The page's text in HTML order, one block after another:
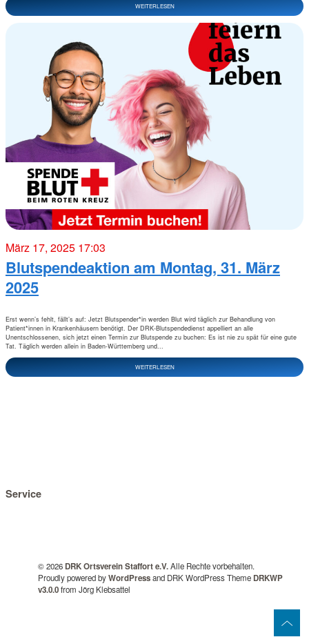
WEITERLESEN
März 17, 2025 17:03
Blutspendeaktion am Montag, 31. März
2025
Erst wenn’s fehlt, fällt’s auf: Jetzt Blutspender*in werden Blut wird täglich zur Behandlung von
Patient*innen in Krankenhäusern benötigt. Der DRK-Blutspendedienst appelliert an alle
Unentschlossenen, sich jetzt einen Termin zur Blutspende zu buchen: Es ist nie zu spät für eine gute
Tat. Täglich werden allein in Baden-Württemberg und...
WEITERLESEN
Service
© 2026 DRK Ortsverein Staffort e.V.Alle Rechte vorbehalten.
Proudly powered byWordPressand DRK WordPress Theme DRKWP
v3.0.0from Jörg Klebsattel